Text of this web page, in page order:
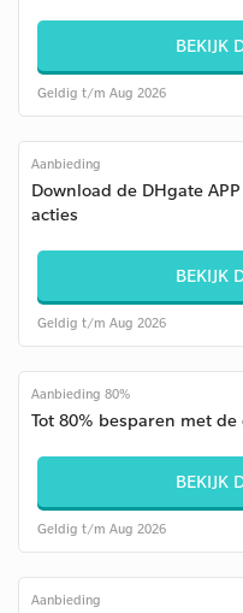
BEKIJK
Geldig t/m Aug 2026
Aanbieding
Download de DHgate
acties
BEKIJK
Geldig t/m Aug 2026
Aanbieding 80%
Tot 80% besparen met
BEKIJK
Geldig t/m Aug 2026
Aanbieding